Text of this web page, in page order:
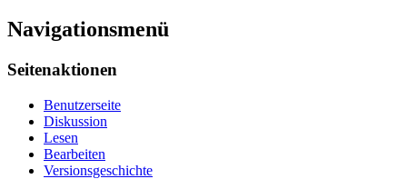
Navigationsmenü
Seitenaktionen
Benutzerseite
Diskussion
Lesen
Bearbeiten
Versionsgeschichte